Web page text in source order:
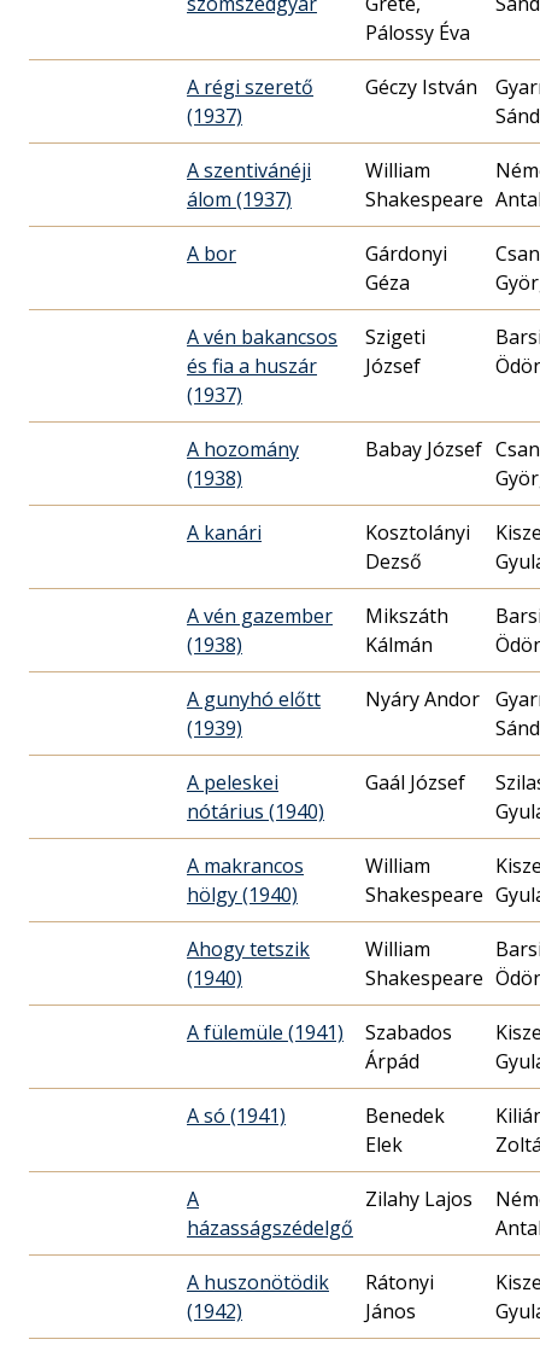
Pálossy Éva
A régi szerető
(1937)
Géczy István
A szentivánéji
álom (1937)
William
Shakespeare
A bor
Gárdonyi
Géza
A vén bakancsos
és fia a huszár
(1937)
Szigeti
József
A hozomány
(1938)
Babay József
A kanári
Kosztolányi
Dezső
A vén gazember
(1938)
Mikszáth
Kálmán
A gunyhó előtt
(1939)
Nyáry Andor
A peleskei
nótárius (1940)
Gaál József
A makrancos
hölgy (1940)
William
Shakespeare
Ahogy tetszik
(1940)
William
Shakespeare
A fülemüle (1941)
Szabados
Árpád
A só (1941)
Benedek
Elek
A
házasságszédelgő
Zilahy Lajos
A huszonötödik
(1942)
Rátonyi
János